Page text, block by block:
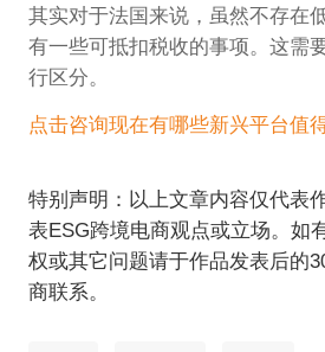
其实对于法国来说，虽然不存在
有一些可抵扣税收的事项。这需
行区分。
点击咨询现在有哪些新兴平台值
特别声明：以上文章内容仅代表
表ESG跨境电商观点或立场。如
权或其它问题请于作品发表后的
商联系。